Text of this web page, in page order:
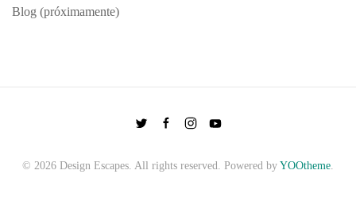
Blog (próximamente)
© 2026 Design Escapes. All rights reserved. Powered by YOOtheme.